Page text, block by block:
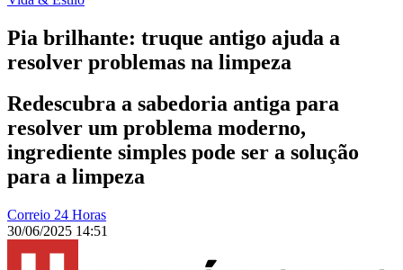
Pia brilhante: truque antigo ajuda a
resolver problemas na limpeza
Redescubra a sabedoria antiga para
resolver um problema moderno,
ingrediente simples pode ser a solução
para a limpeza
Correio 24 Horas
30/06/2025 14:51